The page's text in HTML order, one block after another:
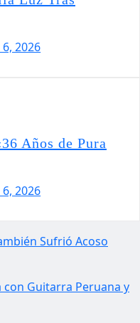
2026
Años de Pura
2026
Sufrió Acoso
con Guitarra Peruana y